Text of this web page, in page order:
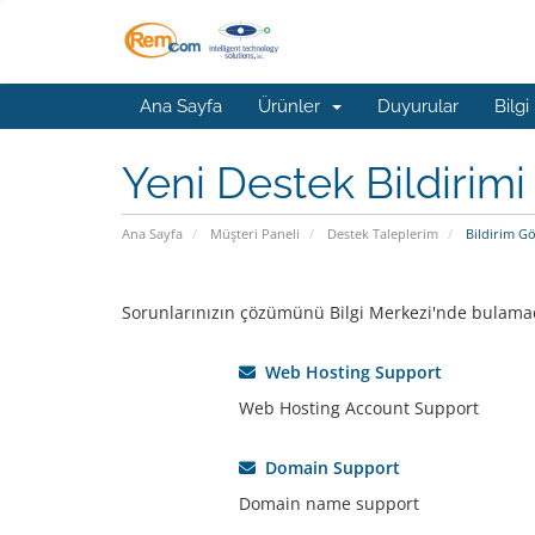
Ana Sayfa Ürünler Duyurular Bilgi
Yeni Destek Bildirimi
Ana Sayfa Müşteri Paneli Destek Taleplerim Bildirim
Sorunlarınızın çözümünü Bilgi Merkezi'nde
Web Hosting Support
Web Hosting Account Support
Domain Support
Domain name support